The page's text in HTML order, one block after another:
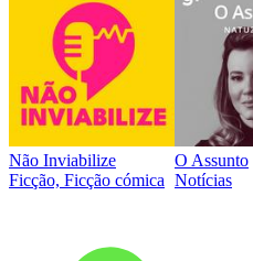
Não Inviabilize
Ficção, Ficção cómica
O Assunto
Notícias